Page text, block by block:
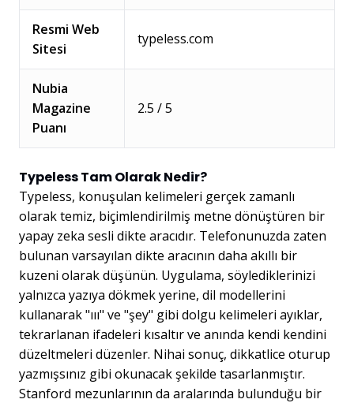
Resmi Web
Sitesi
typeless.com
Nubia
Magazine
Puanı
2.5 / 5
Typeless Tam Olarak Nedir?
Typeless, konuşulan kelimeleri gerçek zamanlı
olarak temiz, biçimlendirilmiş metne dönüştüren bir
yapay zeka sesli dikte aracıdır. Telefonunuzda zaten
bulunan varsayılan dikte aracının daha akıllı bir
kuzeni olarak düşünün. Uygulama, söylediklerinizi
yalnızca yazıya dökmek yerine, dil modellerini
kullanarak "ııı" ve "şey" gibi dolgu kelimeleri ayıklar,
tekrarlanan ifadeleri kısaltır ve anında kendi kendini
düzeltmeleri düzenler. Nihai sonuç, dikkatlice oturup
yazmışsınız gibi okunacak şekilde tasarlanmıştır.
Stanford mezunlarının da aralarında bulunduğu bir